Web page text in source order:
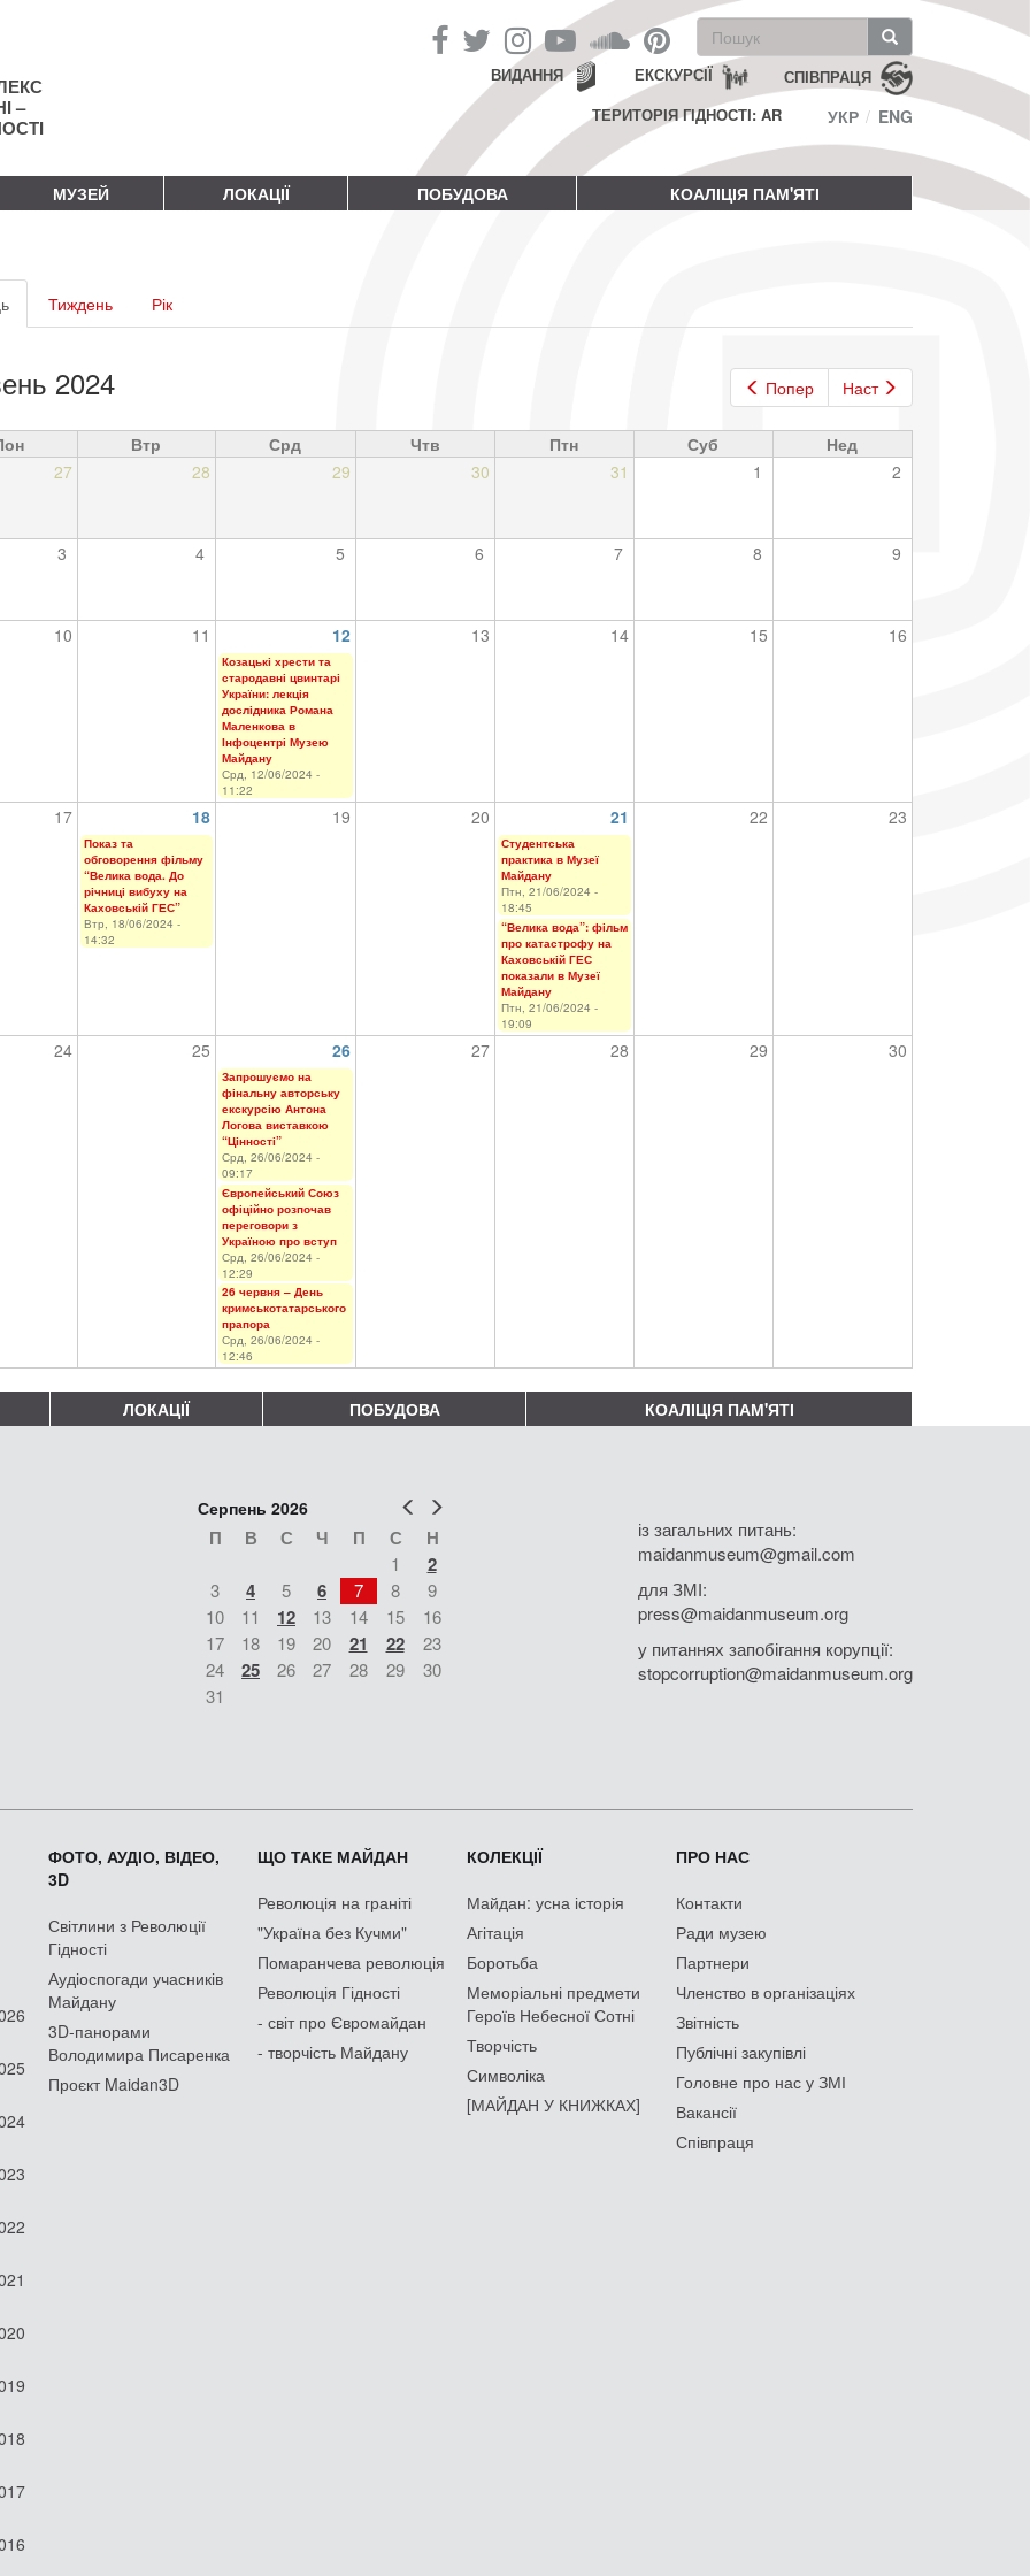
–
Пошукова
форма
Пошук СПІВПРАЦЯ
ЕКСКУРСІЇ
ВИДАННЯ
ТЕРИТОРІЯ ГІДНОСТІ: AR
УКР ENG
МУЗЕЙ ЛОКАЦІЇ ПОБУДОВА КОАЛІЦІЯ ПАМ'ЯТІ
(активна
вкладка)
Тиждень Рік
Попер Наст
2024
Втр Срд Чтв Птн Суб
Нед
27
28 29 30 31 1 2
3 4 5 6 7 8 9
10 11 12 13 14 15 16
Козацькі хрести та
стародавні цвинтарі
України: лекція
дослідника Романа
Маленкова в
Інфоцентрі Музею
Майдану
Срд, 12/06/2024 -
11:22
17 18 19 20 21 22 23
Показ та
обговорення фільму
“Велика вода. До
річниці вибуху на
Каховській ГЕС”
Втр, 18/06/2024 -
14:32
Студентська
практика в Музеї
Майдану
Птн, 21/06/2024 -
18:45
“Велика вода”: фільм
про катастрофу на
Каховській ГЕС
показали в Музеї
Майдану
Птн, 21/06/2024 -
19:09
24 25 26 27 28 29 30
Запрошуємо на
фінальну авторську
екскурсію Антона
Логова виставкою
“Цінності”
Срд, 26/06/2024 -
09:17
Європейський Союз
офіційно розпочав
переговори з
Україною про вступ
Срд, 26/06/2024 -
12:29
26 червня – День
кримськотатарського
прапора
Срд, 26/06/2024 -
12:46
ЛОКАЦІЇ ПОБУДОВА КОАЛІЦІЯ ПАМ'ЯТІ
Попер
Серпень 2026
П В С Ч П С Н
1 2
3 4 5 6 7 8
9
10
11 12 13 14 15
16
17
18 19 20 21 22
23
24
25 26 27 28 29
30
31
із загальних питань:
maidanmuseum@gmail.com
для ЗМІ:
press@maidanmuseum.org
у питаннях запобігання корупції:
stopcorruption@maidanmuseum.org
ФОТО, АУДІО, ВІДЕО,
3D
Світлини з Революції
Гідності
Аудіоспогади учасників
Майдану
3D-панорами
Володимира Писаренка
Проєкт Maidan3D
ЩО ТАКЕ МАЙДАН
Революція на граніті
"Україна без Кучми"
Помаранчева революція
Революція Гідності
- світ про Євромайдан
- творчість Майдану
КОЛЕКЦІЇ
Майдан: усна історія
Агітація
Боротьба
Меморіальні предмети
Героїв Небесної Сотні
Творчість
Символіка
[МАЙДАН У КНИЖКАХ]
ПРО НАС
Контакти
Ради музею
Партнери
Членство в організаціях
Звітність
Публічні закупівлі
Головне про нас у ЗМІ
Вакансії
Співпраця